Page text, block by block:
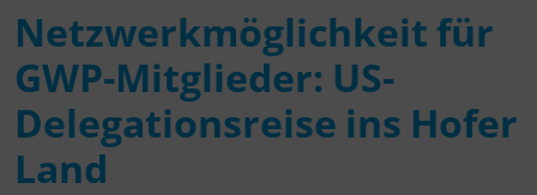
Netzwerkmöglichkeit für
GWP-Mitglieder: US-
Delegationsreise ins Hofer
Land